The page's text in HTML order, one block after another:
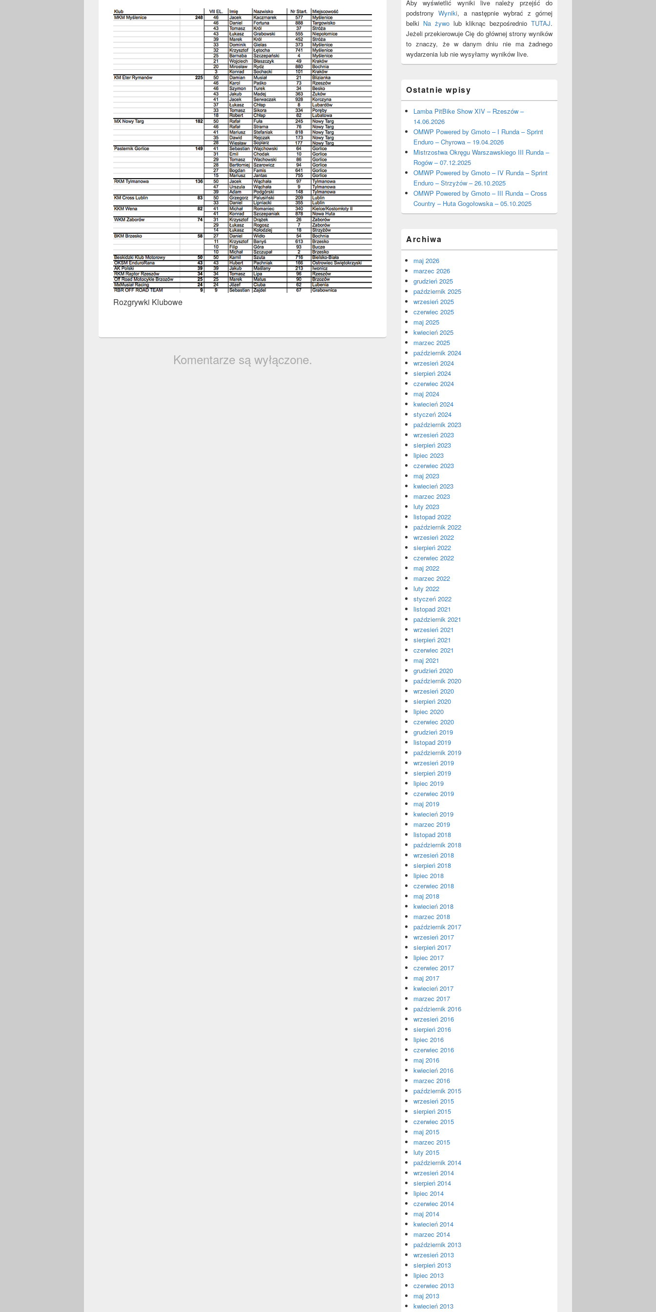
Rozgrywki Klubowe
Komentarze są wyłączone.
Aby wyświetlić wyniki live należy przejść do
podstrony Wyniki, a następnie wybrać z górnej
belki Na żywo lub kliknąc bezpośrednio TUTAJ.
Jeżeli przekierowuje Cię do głównej strony wyników
to znaczy, że w danym dniu nie ma żadnego
wydarzenia lub nie wysyłamy wyników live.
Ostatnie wpisy
Lamba PitBike Show XIV – Rzeszów –
14.06.2026
OMWP Powered by Gmoto – I Runda – Sprint
Enduro – Chyrowa – 19.04.2026
Mistrzostwa Okręgu Warszawskiego III Runda –
Rogów – 07.12.2025
OMWP Powered by Gmoto – IV Runda – Sprint
Enduro – Strzyżów – 26.10.2025
OMWP Powered by Gmoto – III Runda – Cross
Country – Huta Gogołowska – 05.10.2025
Archiwa
maj 2026
marzec 2026
grudzień 2025
październik 2025
wrzesień 2025
czerwiec 2025
maj 2025
kwiecień 2025
marzec 2025
październik 2024
wrzesień 2024
sierpień 2024
czerwiec 2024
maj 2024
kwiecień 2024
styczeń 2024
październik 2023
wrzesień 2023
sierpień 2023
lipiec 2023
czerwiec 2023
maj 2023
kwiecień 2023
marzec 2023
luty 2023
listopad 2022
październik 2022
wrzesień 2022
sierpień 2022
czerwiec 2022
maj 2022
marzec 2022
luty 2022
styczeń 2022
listopad 2021
październik 2021
wrzesień 2021
sierpień 2021
czerwiec 2021
maj 2021
grudzień 2020
październik 2020
wrzesień 2020
sierpień 2020
lipiec 2020
czerwiec 2020
grudzień 2019
listopad 2019
październik 2019
wrzesień 2019
sierpień 2019
lipiec 2019
czerwiec 2019
maj 2019
kwiecień 2019
marzec 2019
listopad 2018
październik 2018
wrzesień 2018
sierpień 2018
lipiec 2018
czerwiec 2018
maj 2018
kwiecień 2018
marzec 2018
październik 2017
wrzesień 2017
sierpień 2017
lipiec 2017
czerwiec 2017
maj 2017
kwiecień 2017
marzec 2017
październik 2016
wrzesień 2016
sierpień 2016
lipiec 2016
czerwiec 2016
maj 2016
kwiecień 2016
marzec 2016
październik 2015
wrzesień 2015
sierpień 2015
czerwiec 2015
maj 2015
marzec 2015
luty 2015
październik 2014
wrzesień 2014
sierpień 2014
lipiec 2014
czerwiec 2014
maj 2014
kwiecień 2014
marzec 2014
październik 2013
wrzesień 2013
sierpień 2013
lipiec 2013
czerwiec 2013
maj 2013
kwiecień 2013